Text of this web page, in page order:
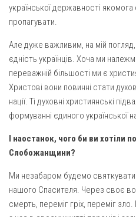
української державності
пропагувати.
Але дуже важливим, на мій
єдність українців. Хоча ми
переважній більшості ми є
Христові вони повинні стати
нації. Ті духовні християнські
формуванні єдиного української
І наостанок, чого би ви хотіли
Слобожанщини?
Ми незабаром будемо
нашого Спасителя. Через своє
смерть, переміг гріх, переміг